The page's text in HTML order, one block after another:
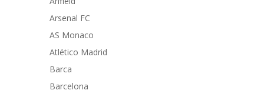
Arsenal FC
AS Monaco
Atlético Madrid
Barca
Barcelona